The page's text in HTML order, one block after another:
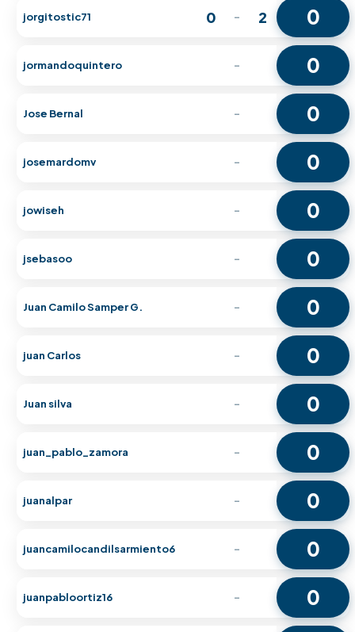
jorgitostic71 0 - 2 0
jormandoquintero - 0
Jose Bernal - 0
josemardomv - 0
jowiseh - 0
jsebasoo - 0
Juan Camilo Samper G. - 0
juan Carlos - 0
Juan silva - 0
juan_pablo_zamora - 0
juanalpar - 0
juancamilocandilsarmiento6 - 0
juanpabloortiz16 - 0